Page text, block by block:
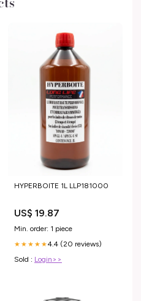
HYPERBOITE 1L LLP181000
US$ 19.87
Min. order: 1 piece
★★★★★4.4 (20 reviews)
Sold : Login>>